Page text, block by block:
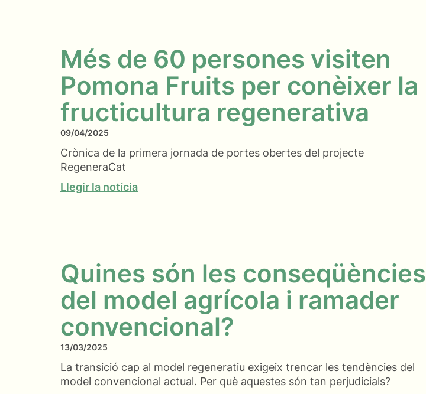
Més de 60 persones visiten
Pomona Fruits per conèixer la
fructicultura regenerativa
09/04/2025
Crònica de la primera jornada de portes obertes del projecte
RegeneraCat
Llegir la notícia
Quines són les conseqüències
del model agrícola i ramader
convencional?
13/03/2025
La transició cap al model regeneratiu exigeix trencar les tendències del
model convencional actual. Per què aquestes són tan perjudicials?